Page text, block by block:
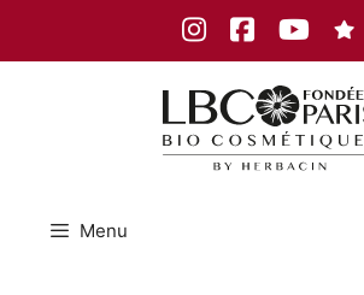
InstagramFacebookYoutube
Menu